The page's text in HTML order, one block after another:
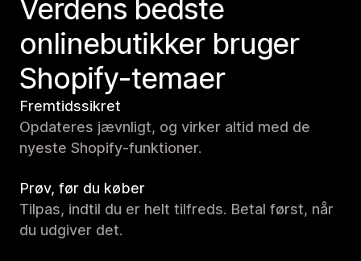
Verdens bedste
onlinebutikker bruger
Shopify-temaer
Fremtidssikret
Opdateres jævnligt, og virker altid med de
nyeste Shopify-funktioner.
Prøv, før du køber
Tilpas, indtil du er helt tilfreds. Betal først, når
du udgiver det.